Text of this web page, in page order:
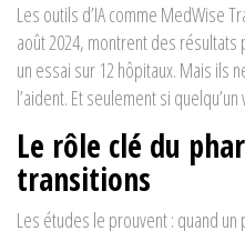
Les outils d’IA comme MedWise
août 2024, montrent des
un essai sur 12 hôpitaux. Mais ils
l’aident. Et seulement si
Le rôle clé du
transitions
Les études le prouvent : quand